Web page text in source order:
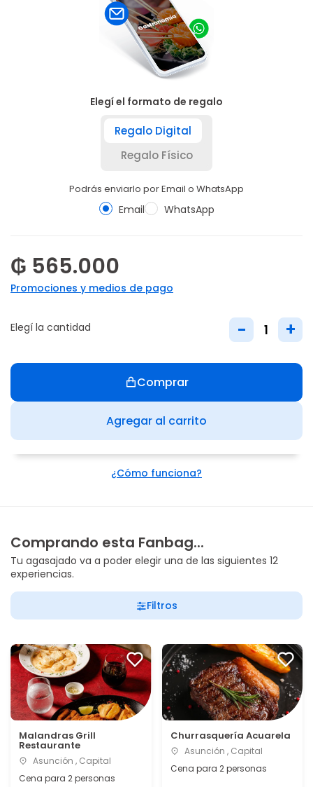
Elegí el formato de regalo
Regalo Digital
Regalo Físico
Podrás enviarlo por Email o WhatsApp
Email WhatsApp
₲ 565.000
Promociones y medios de pago
Elegí la cantidad - +
Agregar al carrito
Comprar
¿Cómo funciona?
Comprando esta Fanbag...
Tu agasajado va a poder elegir una de las siguientes 12
experiencias.
Filtros
Malandras Grill
Restaurante
Asunción , Capital
Cena para 2 personas
Churrasquería Acuarela
Asunción , Capital
Cena para 2 personas